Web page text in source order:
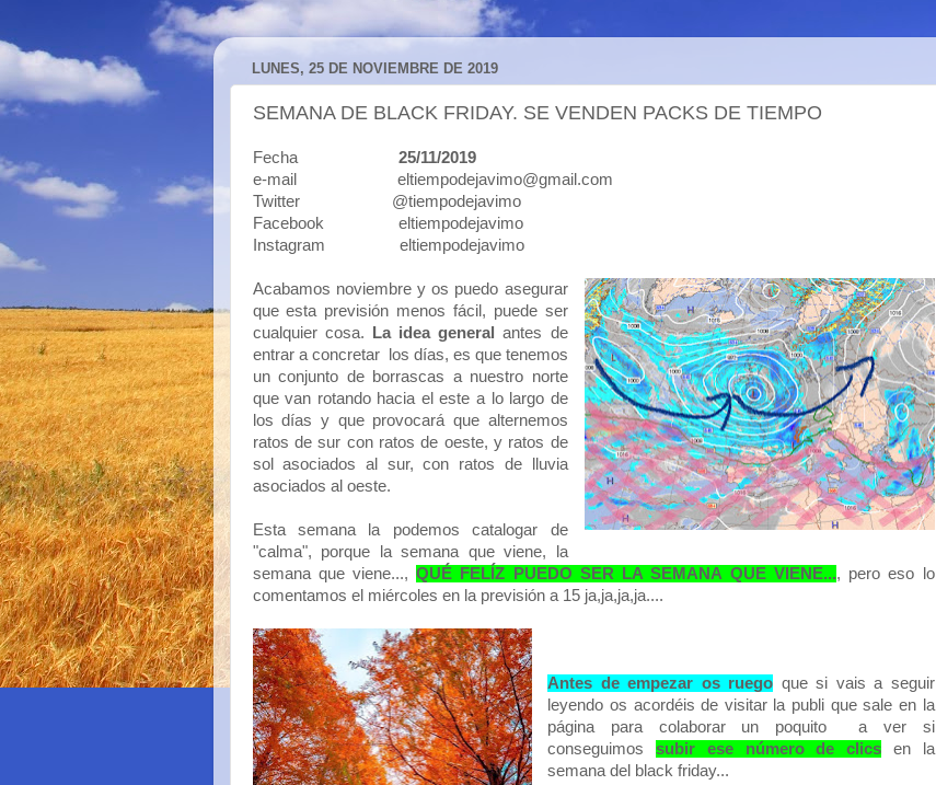
LUNES, 25 DE NOVIEMBRE DE 2019
SEMANA DE BLACK FRIDAY. SE VENDEN PACKS DE TIEMPO
Fecha 25/11/2019
e-mail eltiempodejavimo@gmail.com
Twitter @tiempodejavimo
Facebook eltiempodejavimo
Instagram eltiempodejavimo
Acabamos noviembre y os puedo asegurar
que esta previsión menos fácil, puede ser
cualquier cosa.
La idea generalantes de
entrar a concretar los días, es que tenemos
un conjunto de borrascas a nuestro norte
que van rotando hacia el este a lo largo de
los días y que provocará que alternemos
ratos de sur con ratos de oeste, y ratos de
sol asociados al sur, con ratos de lluvia
asociados al oeste.
Esta semana la podemos catalogar de
"calma", porque la semana que viene, la
semana que viene...,QUÉ FELÍZ PUEDO SER LA SEMANA QUE VIENE..., pero eso lo
comentamos el miércoles en la previsión a 15 ja,ja,ja,ja....
Antes de empezar os ruego que si vais a seguir
leyendo os acordéis de visitar la publi que sale en la
página para colaborar un poquito a ver si
conseguimossubir ese número de clics en la
semana del black friday...